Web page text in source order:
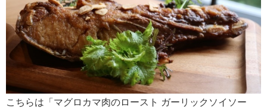
こちらは「マグロカマ肉のロースト ガーリックソイソー